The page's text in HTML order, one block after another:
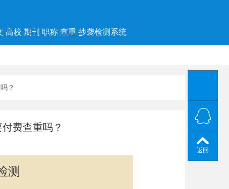
高校 期刊 职称 查重 抄袭检测系统
？
费查重吗？
测
返回